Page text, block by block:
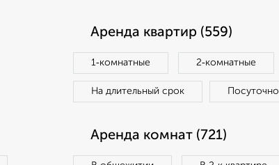
Аренда квартир (559)
1‑комнатные 2‑комнатные
На длительный срок Посуточно
Аренда комнат (721)